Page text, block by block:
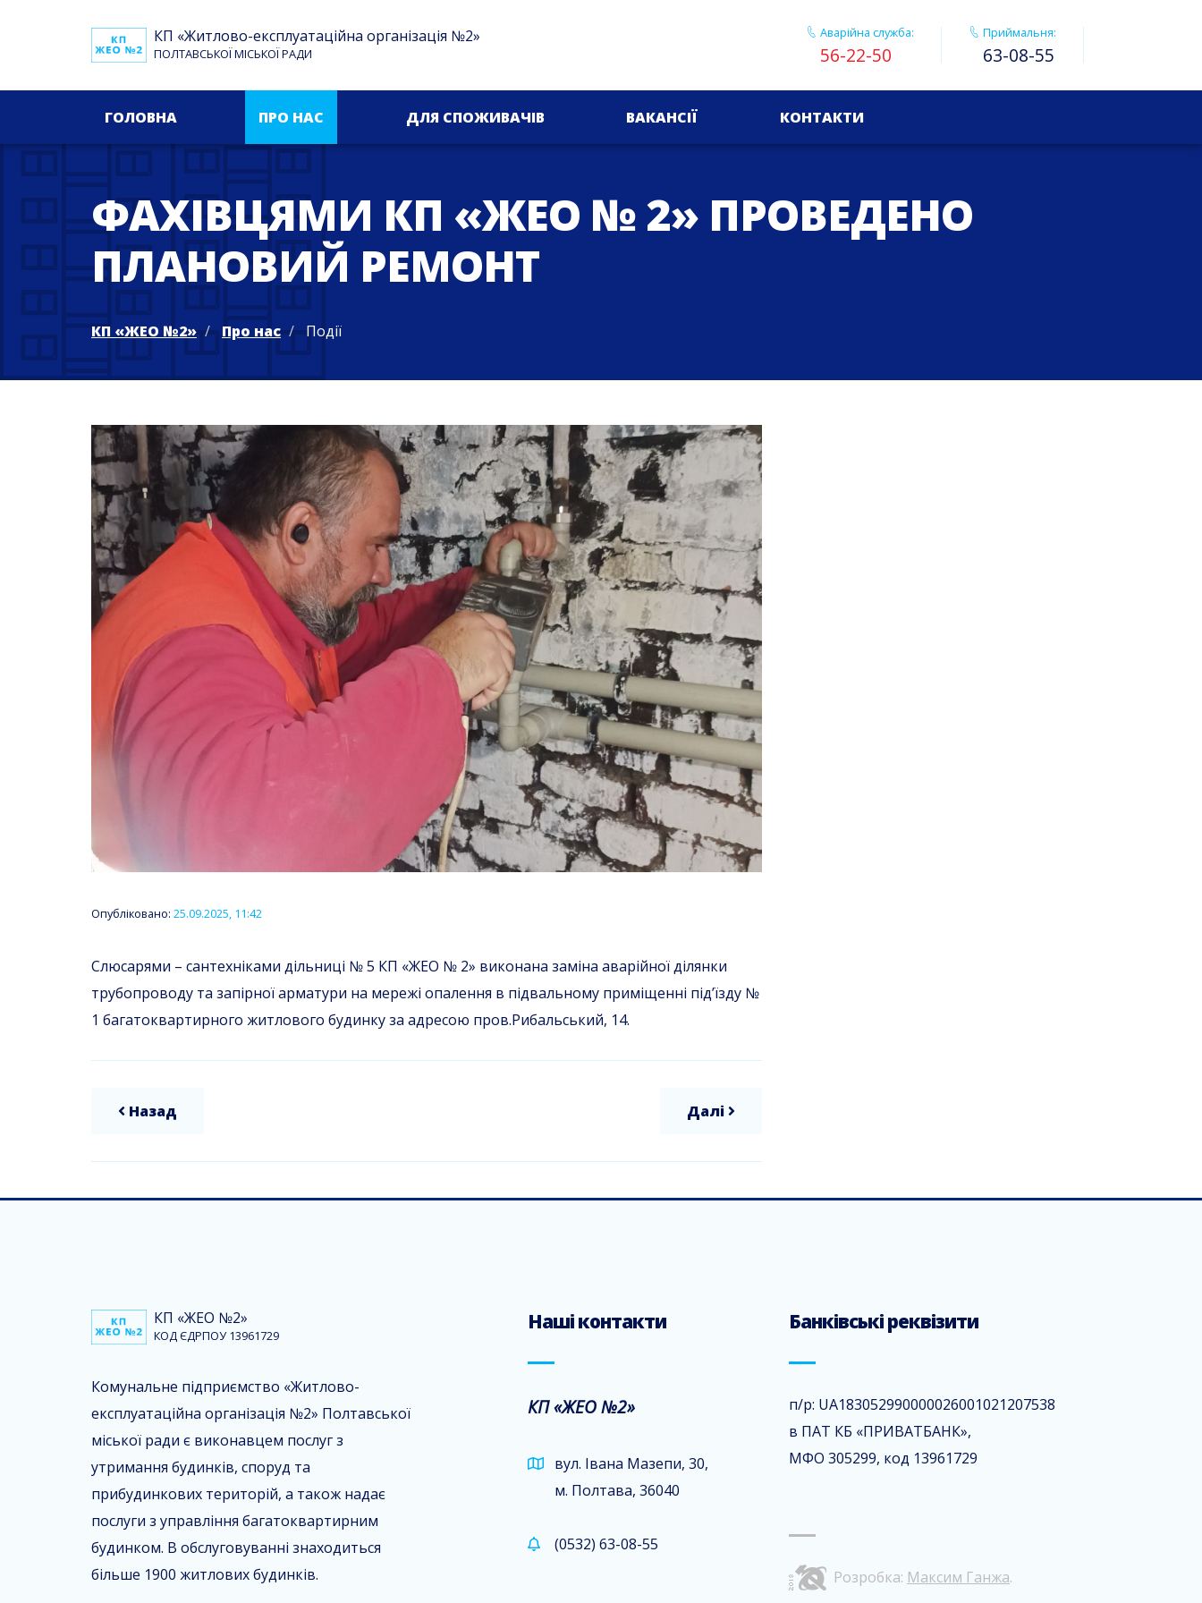
КП «Житлово-експлуатаційна організація №2»
ПОЛТАВСЬКОЇ МІСЬКОЇ РАДИ
Аварійна служба:
56-22-50
Приймальня:
63-08-55
ГОЛОВНА ПРО НАС ДЛЯ СПОЖИВАЧІВ ВАКАНСІЇ КОНТАКТИ
ФАХІВЦЯМИ КП «ЖЕО № 2» ПРОВЕДЕНО
ПЛАНОВИЙ РЕМОНТ
КП «ЖЕО №2» Про нас Події
Опубліковано: 25.09.2025, 11:42
Слюсарями – сантехніками дільниці № 5 КП «ЖЕО № 2» виконана заміна аварійної ділянки
трубопроводу та запірної арматури на мережі опалення в підвальному приміщенні під’їзду №
1 багатоквартирного житлового будинку за адресою пров.Рибальський, 14.
Назад Далі
КП «ЖЕО №2»
КОД ЄДРПОУ 13961729
Комунальне підприємство «Житлово-
експлуатаційна організація №2» Полтавської
міської ради є виконавцем послуг з
утримання будинків, споруд та
прибудинкових територій, а також надає
послуги з управління багатоквартирним
будинком. В обслуговуванні знаходиться
більше 1900 житлових будинків.
Наші контакти
КП «ЖЕО №2»
вул. Івана Мазепи, 30,
м. Полтава, 36040
(0532) 63-08-55
Банківські реквізити
п/р: UA183052990000026001021207538
в ПАТ КБ «ПРИВАТБАНК»,
МФО 305299, код 13961729
Розробка: Максим Ганжа.